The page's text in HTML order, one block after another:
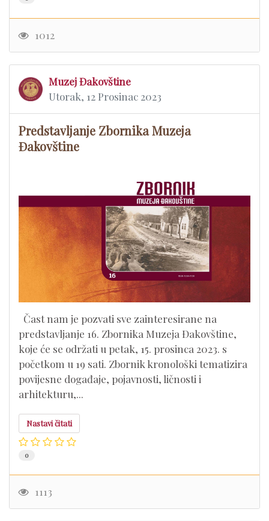
1012
Muzej Đakovštine
Utorak, 12 Prosinac 2023
Predstavljanje Zbornika Muzeja
Đakovštine
Čast nam je pozvati sve zainteresirane na
predstavljanje 16. Zbornika Muzeja Đakovštine,
koje će se održati u petak, 15. prosinca 2023. s
početkom u 19 sati. Zbornik kronološki tematizira
povijesne događaje, pojavnosti, ličnosti i
arhitekturu,...
Nastavi čitati
0
1113